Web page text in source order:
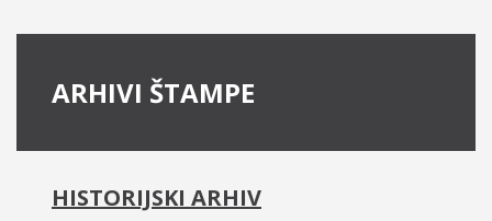
ARHIVI ŠTAMPE
HISTORIJSKI ARHIV